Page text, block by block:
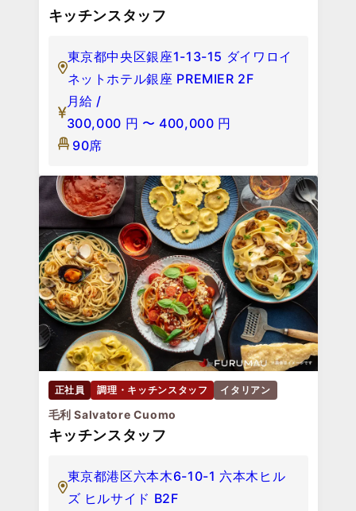
キッチンスタッフ
東京都中央区銀座1-13-15 ダイワロイ
ネットホテル銀座 PREMIER 2F
月給 /
300,000 円 〜 400,000 円
90席
正社員 調理・キッチンスタッフ イタリアン
毛利 Salvatore Cuomo
キッチンスタッフ
東京都港区六本木6-10-1 六本木ヒル
ズ ヒルサイド B2F